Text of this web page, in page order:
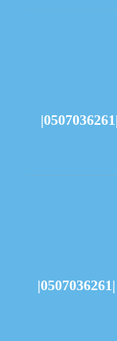
شركة تعقيم منازل في ام القيوين |0507036261|
شركة مكافحة الثعابين في الفجيرة |0507036261|